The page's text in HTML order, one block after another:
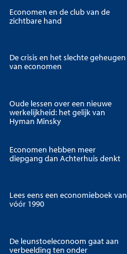
Economen en de club van de
zichtbare hand
De crisis en het slechte geheugen
van economen
Oude lessen over een nieuwe
werkelijkheid: het gelijk van
Hyman Minsky
Economen hebben meer
diepgang dan Achterhuis denkt
Lees eens een economieboek van
vóór 1990
De leunstoeleconoom gaat aan
verbeelding ten onder